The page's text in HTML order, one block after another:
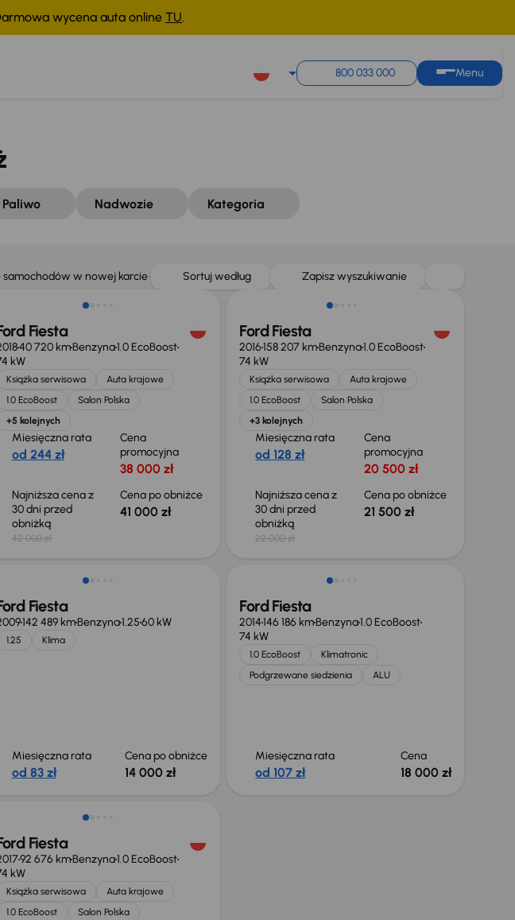
wycena auta online TU.
800 033 000 Menu
Paliwo Nadwozie Kategoria
w nowej karcie Sortuj według Zapisz wyszukiwanie
Taniej o 1 000 zł
Fiesta
40 720 kmBenzyna1.0 EcoBoost
kW
Książka serwisowa
Auta krajowe
1.0 EcoBoost
Salon Polska
+5 kolejnych
Miesięczna rata
od 244 zł
Cena
promocyjna
38 000 zł
Najniższa cena z
30 dni przed
obniżką
42 000 zł
Cena po obniżce
41 000 zł
Taniej o 500 zł
Ford Fiesta
2016158 207 kmBenzyna1.0 EcoBoost
74 kW
Książka serwisowa
Auta krajowe
1.0 EcoBoost
Salon Polska
+3 kolejnych
Miesięczna rata
od 128 zł
Cena
promocyjna
20 500 zł
Najniższa cena z
30 dni przed
obniżką
22 000 zł
Cena po obniżce
21 500 zł
Fiesta
142 489 kmBenzyna1.2560 kW
1.25 Klima
Miesięczna rata
od 83 zł
Cena po obniżce
14 000 zł
Świeżo skupione
Ford Fiesta
2014146 186 kmBenzyna1.0 EcoBoost
74 kW
1.0 EcoBoost
Klimatronic
Podgrzewane siedzienia
ALU
Miesięczna rata
od 107 zł
Cena
18 000 zł
Taniej o 1 000 zł
Fiesta
92 676 kmBenzyna1.0 EcoBoost
kW
Książka serwisowa
Auta krajowe
1.0 EcoBoost
Salon Polska